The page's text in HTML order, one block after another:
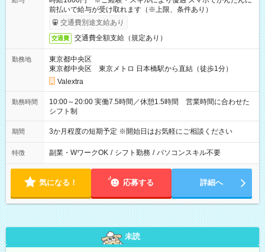
前払いで給与が受け取れます（※上限、条件あり）
交通費別途支給あり
交通費 交通費全額支給（規定あり）
勤務地
東京都中央区
東京都中央区 東京メトロ 日本橋駅から直結（徒歩1分）
Valextra
勤務時間
10:00～20:00 実働7.5時間／休憩1.5時間 営業時間に合わせた
シフト制
期間 3か月程度の短期予定 ※開始日はお気軽にご相談ください
特徴 副業・WワークOK / シフト勤務 / パソコンスキル不要
気になる！ 応募する 詳細へ
未読